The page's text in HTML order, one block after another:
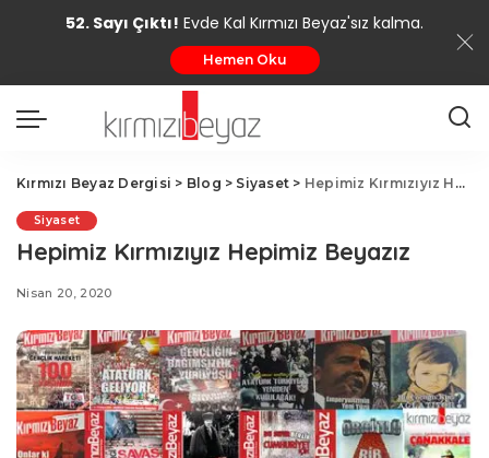
52. Sayı Çıktı! Evde Kal Kırmızı Beyaz'sız kalma.
Hemen Oku
Kırmızı Beyaz Dergisi > Blog > Siyaset > Hepimiz Kırmızıyız Hepimiz Beyazız
Siyaset
Hepimiz Kırmızıyız Hepimiz Beyazız
Nisan 20, 2020